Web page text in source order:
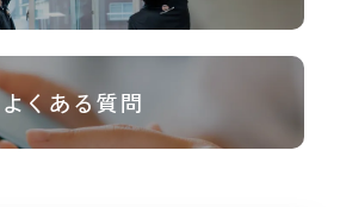
よくある質問